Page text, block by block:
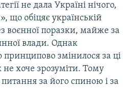
не дала Україні нічого,
що обіцяє українській
воєнної поразки, майже за
влади. Однак
принципово змінилося за ці
не хоче зрозуміти. Тому
за його спиною і за